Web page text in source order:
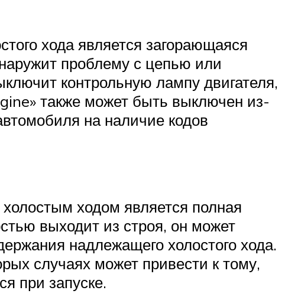
хода является загорающаяся
проблему с цепью или
контрольную лампу двигателя,
также может быть выключен из-
на наличие кодов
ходом является полная
выходит из строя, он может
надлежащего холостого хода.
случаях может привести к тому,
при запуске.